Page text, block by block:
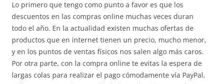
Lo primero que tengo como punto a favor es que los
descuentos en las compras online muchas veces duran
todo el año. En la actualidad existen muchas ofertas de
productos que en internet tienen un precio, mucho menor,
y en los puntos de ventas físicos nos salen algo más caros.
Por otra parte, con la compra online te evitas la espera de
largas colas para realizar el pago cómodamente vía PayPal,